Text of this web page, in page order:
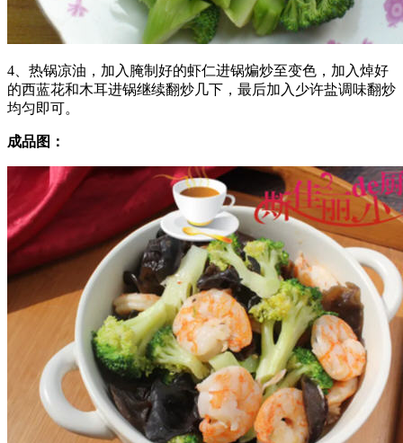
4、热锅凉油，加入腌制好的虾仁进锅煸炒至变色，加入焯好
的西蓝花和木耳进锅继续翻炒几下，最后加入少许盐调味翻炒
均匀即可。
成品图：